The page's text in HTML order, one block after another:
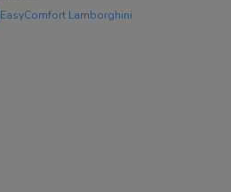
EasyComfort Lamborghini